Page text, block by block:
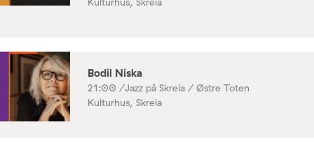
Bodil Niska
21:00 /Jazz på Skreia / Østre Toten
Kulturhus, Skreia